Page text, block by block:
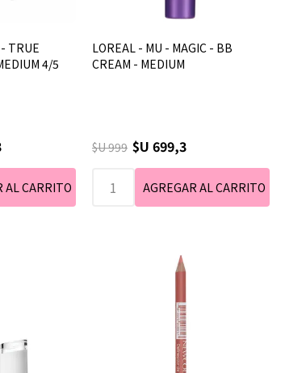
TRUE
4/5
LOREAL - MU - MAGIC - BB
CREAM - MEDIUM
$U 999 $U 699,3